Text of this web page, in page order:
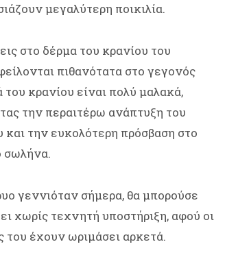
μεγαλύτερη ποικιλία.
στο δέρμα του κρανίου του
πιθανότατα στο γεγονός
του κρανίου είναι πολύ μαλακά,
την περαιτέρω ανάπτυξη του
και την ευκολότερη πρόσβαση στο
σωλήνα.
γεννιόταν σήμερα, θα μπορούσε
χωρίς τεχνητή υποστήριξη, αφού οι
του έχουν ωριμάσει αρκετά.